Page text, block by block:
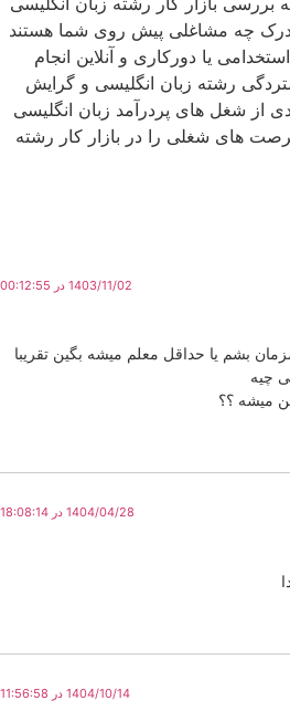
چه مشاغلی پیش روی شما هستند
یا دورکاری و آنلاین انجام
رشته زبان انگلیسی و گرایش
از شغل های پردرآمد زبان انگلیسی
های شغلی را در بازار کار رشته
1403/11/02 در 00:12:55
بشم یا حداقل معلم میشه بگین تقریبا
چیه
میشه ؟؟
1404/04/28 در 18:08:14
1404/10/14 در 11:56:58